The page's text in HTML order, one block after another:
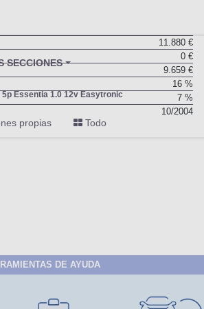
SECCIONES
5p Essentia 1.0 12v Easytronic
11.880 €
0 €
9.659 €
16 %
7 %
DE AYUDA